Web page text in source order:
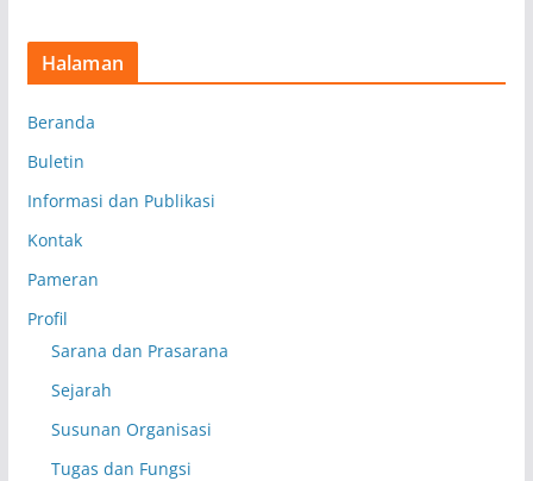
Halaman
Beranda
Buletin
Informasi dan Publikasi
Kontak
Pameran
Profil
Sarana dan Prasarana
Sejarah
Susunan Organisasi
Tugas dan Fungsi